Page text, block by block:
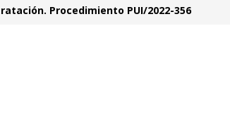
Procedimiento PUI/2022-356